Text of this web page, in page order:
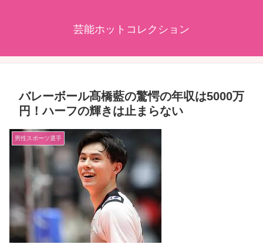
芸能ホットコレクション
バレーボール髙橋藍の驚愕の年収は5000万
円！ハーフの輝きは止まらない
男性スポーツ選手